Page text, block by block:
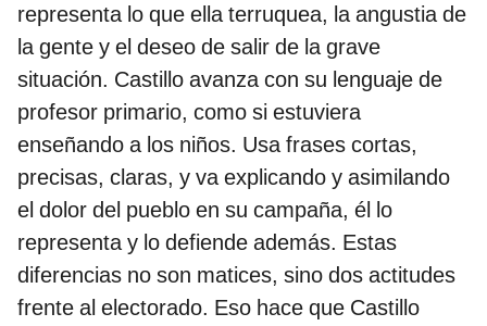
representa lo que ella terruquea, la angustia de
la gente y el deseo de salir de la grave
situación. Castillo avanza con su lenguaje de
profesor primario, como si estuviera
enseñando a los niños. Usa frases cortas,
precisas, claras, y va explicando y asimilando
el dolor del pueblo en su campaña, él lo
representa y lo defiende además. Estas
diferencias no son matices, sino dos actitudes
frente al electorado. Eso hace que Castillo